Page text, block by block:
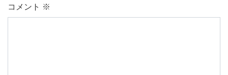
コメント ※